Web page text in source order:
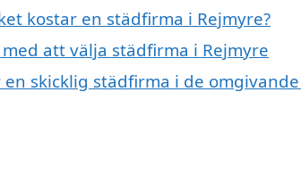
kostar en städfirma i Rejmyre?
att välja städfirma i Rejmyre
en skicklig städfirma i de